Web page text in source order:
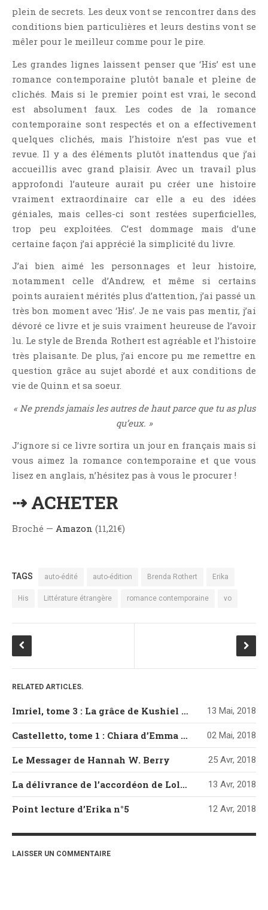
Policier Et Suspense
Post Apocalyptique
Rendez-Vous Livresques
Road-Book
Roman
Roman D'apprentissage
Roman Noir
Romance
Romance Contemporaine
SF Et Fantasy
Sociologie
Swaps Et Challenges
Théâtre
Thriller
Thriller Psychologique
Throwback Thursday Livresque
Wish-List
plein de secrets. Les deux vont se rencontrer dans des
conditions bien particulières et leurs destins vont se
mêler pour le meilleur comme pour le pire.
Les grandes lignes laissent penser que ‘His’ est une
romance contemporaine plutôt banale et pleine de
clichés. Mais si le premier point est vrai, le second
est absolument faux. Les codes de la romance
contemporaine sont respectés et on a effectivement
quelques clichés, mais l’histoire n’est pas vue et
revue. Il y a des éléments plutôt inattendus que j’ai
accueillis avec grand plaisir. Avec un travail plus
approfondi l’auteure aurait pu créer une histoire
vraiment extraordinaire car elle a eu des idées
géniales, mais celles-ci sont restées superficielles,
trop peu exploitées. C’est dommage mais d’une
certaine façon j’ai apprécié la simplicité du livre.
J’ai bien aimé les personnages et leur histoire,
notamment celle d’Andrew, et même si certains
points auraient mérités plus d’attention, j’ai passé un
très bon moment avec ‘His’. Je ne vais pas mentir, j’ai
dévoré ce livre et je suis vraiment heureuse de l’avoir
lu. Le style de Brenda Rothert est agréable et l’histoire
très plaisante. De plus, j’ai encore pu me remettre en
question grâce au sujet abordé et aux conditions de
vie de Quinn et sa soeur.
« Ne prends jamais les autres de haut parce que tu as plus
qu’eux. »
J’ignore si ce livre sortira un jour en français mais si
vous aimez la romance contemporaine et que vous
lisez en anglais, n’hésitez pas à vous le procurer !
⇢ ACHETER
Broché — Amazon (11,21€)
TAGS auto-édité auto-édition Brenda Rothert Erika
His Littérature étrangère romance contemporaine vo
RELATED ARTICLES.
Imriel, tome 3 : La grâce de Kushiel de Jacqueline Carey 13 Mai, 2018
Castelletto, tome 1 : Chiara d’Emma Mars 02 Mai, 2018
Le Messager de Hannah W. Berry 25 Avr, 2018
La délivrance de l’accordéon de Loli Artésia 13 Avr, 2018
Point lecture d’Erika n°5 12 Avr, 2018
LAISSER UN COMMENTAIRE